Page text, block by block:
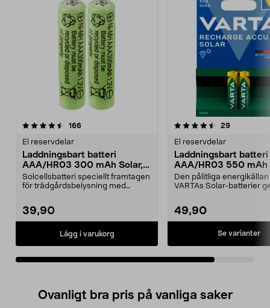
166recensioner
El reservdelar
Laddningsbart batteri
AAA/HR03 300 mAh Solar,
2-pack
Solcellsbatteri speciellt framtagen
för trädgårdsbelysning med
39,90
Lägg i varukorg
4.5av 5 stjärnor 29recensioner
El reservdelar
Laddningsbart batteri
AAA/HR03 550 mAh
Solar
Den pålitliga
VARTAs Solar-batterier
49,90
Se varianter
Ovanligt bra pris på vanliga saker